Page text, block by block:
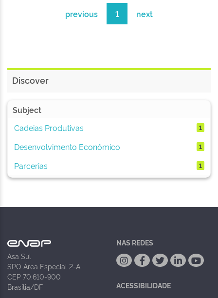
previous 1 next
Discover
Subject
Cadeias Produtivas
1
Desenvolvimento Econômico 1
Parcerias 1
Asa Sul
SPO Área Especial 2-A
CEP 70.610-900
Brasília/DF
NAS REDES
ACESSIBILIDADE